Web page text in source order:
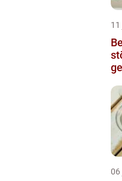
11
06